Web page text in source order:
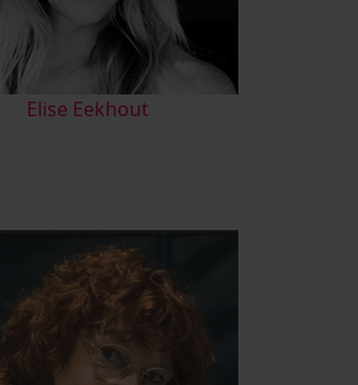
Elise Eekhout